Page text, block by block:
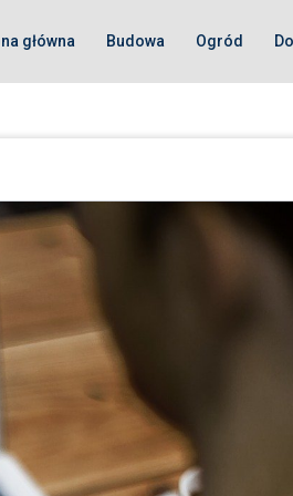
główna Budowa Ogród